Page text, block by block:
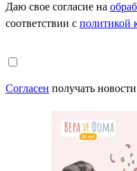
Даю свое согласие на
соответствии с политикой
Согласен получать